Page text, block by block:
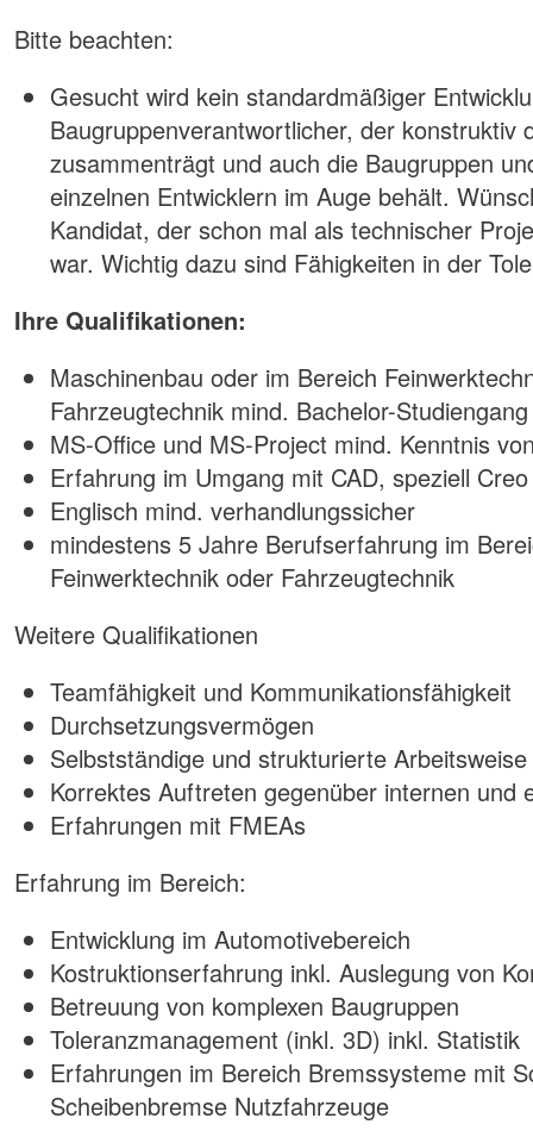
Bitte beachten:
Gesucht wird kein standardmäßiger
Baugruppenverantwortlicher, der konstruktiv
zusammenträgt und auch die Baugruppen
einzelnen Entwicklern im Auge behält.
Kandidat, der schon mal als technischer
war. Wichtig dazu sind Fähigkeiten in der
Ihre Qualifikationen:
Maschinenbau oder im Bereich
Fahrzeugtechnik mind. Bachelor-Studiengang
MS-Office und MS-Project mind. Kenntnis
Erfahrung im Umgang mit CAD, speziell Creo
Englisch mind. verhandlungssicher
mindestens 5 Jahre Berufserfahrung im
Feinwerktechnik oder Fahrzeugtechnik
Weitere Qualifikationen
Teamfähigkeit und Kommunikationsfähigkeit
Durchsetzungsvermögen
Selbstständige und strukturierte Arbeitsweise
Korrektes Auftreten gegenüber internen und
Erfahrungen mit FMEAs
Erfahrung im Bereich:
Entwicklung im Automotivebereich
Kostruktionserfahrung inkl. Auslegung von
Betreuung von komplexen Baugruppen
Toleranzmanagement (inkl. 3D) inkl. Statistik
Erfahrungen im Bereich Bremssysteme mit
Scheibenbremse Nutzfahrzeuge